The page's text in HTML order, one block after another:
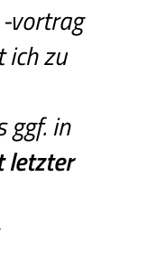
vortrag
ich zu
ggf. in
letzter